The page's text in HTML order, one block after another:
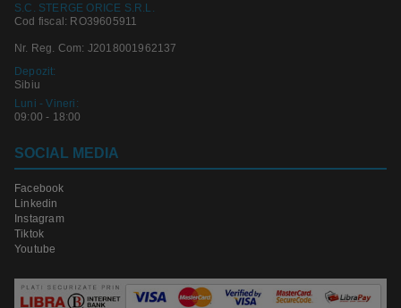
S.C. STERGE ORICE S.R.L.
Cod fiscal: RO39605911
Nr. Reg. Com: J2018001962137
Depozit:
Sibiu
Luni - Vineri:
09:00 - 18:00
SOCIAL MEDIA
Facebook
Linkedin
Instagram
Tiktok
Youtube